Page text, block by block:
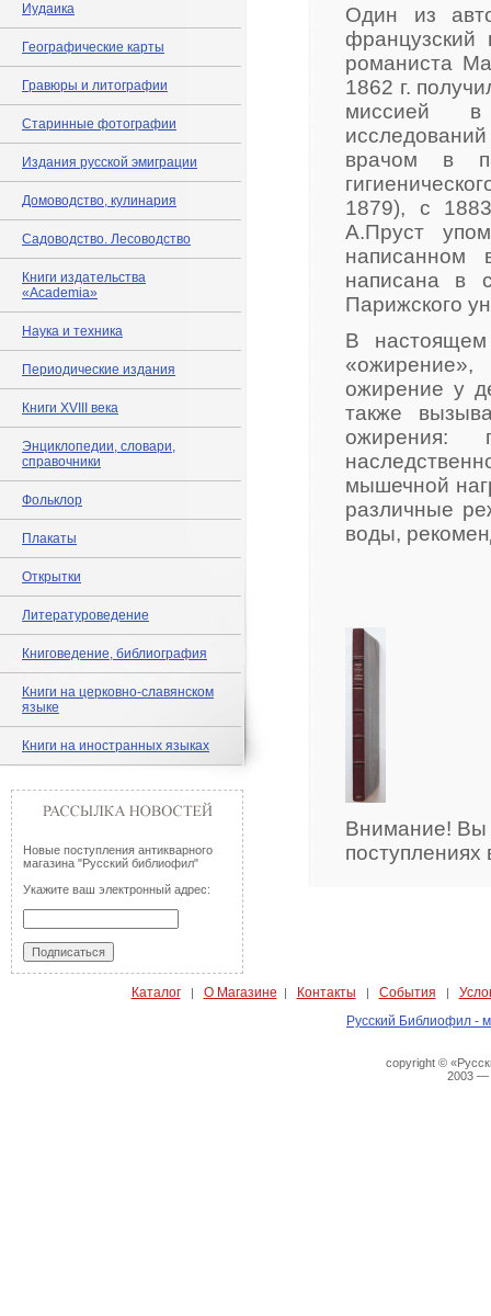
Иудаика
Географические карты
Гравюры и литографии
Старинные фотографии
Издания русской эмиграции
Домоводство, кулинария
Садоводство. Лесоводство
Книги издательства
«Academia»
Наука и техника
Периодические издания
Книги XVIII века
Энциклопедии, словари,
справочники
Фольклор
Плакаты
Открытки
Литературоведение
Книговедение, библиография
Книги на церковно-славянском
языке
Книги на иностранных языках
Новые поступления антикварного
магазина "Русский библиофил"
Укажите ваш электронный адрес:
Один из
французский
романиста
1862 г.
миссией
врачом в
1879), с
А.Пруст
написанном
написана в
Парижского
В
ожирение у
также
ожирения:
мышечной
различные
воды,
Внимание! Вы
Каталог| О Магазине | Контакты | События |
Русский Библиофил -
copyright ©
2003 —